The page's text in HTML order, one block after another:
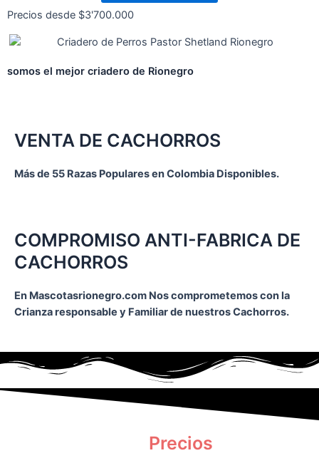
Precios desde $3'700.000
somos el mejor criadero de Rionegro
VENTA DE CACHORROS
Más de 55 Razas Populares en Colombia Disponibles.
COMPROMISO ANTI-FABRICA DE
CACHORROS
En Mascotasrionegro.com Nos comprometemos con la
Crianza responsable y Familiar de nuestros Cachorros.
Precios